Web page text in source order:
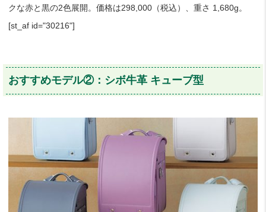
クな赤と黒の2色展開。価格は298,000（税込）、重さ 1,680g。
[st_af id="30216"]
おすすめモデル②：シボ牛革 キューブ型